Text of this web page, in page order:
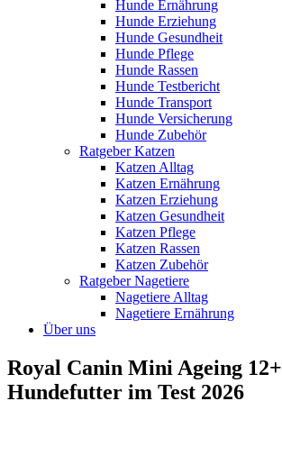
Hunde Ernährung
Hunde Erziehung
Hunde Gesundheit
Hunde Pflege
Hunde Rassen
Hunde Testbericht
Hunde Transport
Hunde Versicherung
Hunde Zubehör
Ratgeber Katzen
Katzen Alltag
Katzen Ernährung
Katzen Erziehung
Katzen Gesundheit
Katzen Pflege
Katzen Rassen
Katzen Zubehör
Ratgeber Nagetiere
Nagetiere Alltag
Nagetiere Ernährung
Über uns
Royal Canin Mini Ageing 12+
Hundefutter im Test 2026